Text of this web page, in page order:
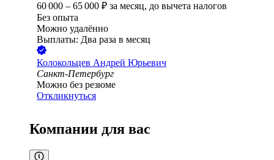
60 000 – 65 000 ₽ за месяц, до вычета налогов
Без опыта
Можно удалённо
Выплаты: Два раза в месяц
Колокольцев Андрей Юрьевич
Санкт-Петербург
Можно без резюме
Откликнуться
Компании для вас